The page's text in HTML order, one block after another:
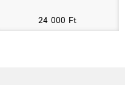
24 000 Ft